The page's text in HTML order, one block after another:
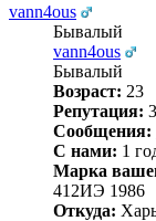
vann4ous
Бывалый
vann4ous
Бывалый
Возраст: 23
Репутация: 3
Сообщения:
С нами: 1
Марка
412ИЭ 1986
Откуда: